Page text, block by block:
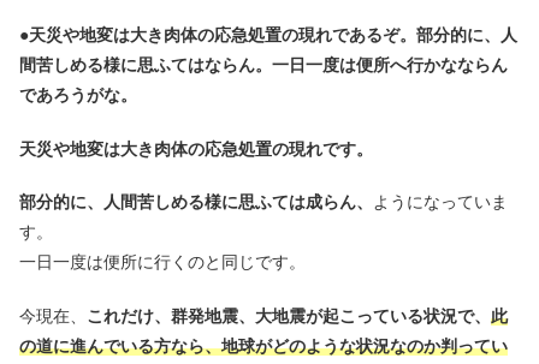
●天災や地変は大き肉体の応急処置の現れであるぞ。部分的に、人
間苦しめる様に思ふてはならん。一日一度は便所へ行かなならん
であろうがな。
天災や地変は大き肉体の応急処置の現れです。
部分的に、人間苦しめる様に思ふては成らん、 ようになっていま
す。
一日一度は便所に行くのと同じです。
今現在、 これだけ、群発地震、大地震が起こっている状況で、 此
の道に進んでいる方なら、地球がどのような状況なのか判ってい